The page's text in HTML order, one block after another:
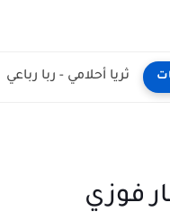
ثريا أحلامي - ربا رباعي
فوزي